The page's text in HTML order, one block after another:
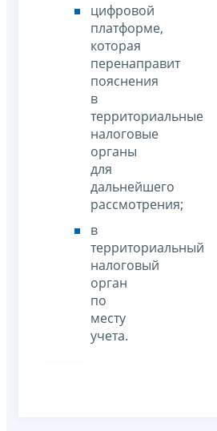
цифровой
платформе,
которая
перенаправит
пояснения
в
территориальные
налоговые
органы
для
дальнейшего
рассмотрения;
в
территориальный
налоговый
орган
по
месту
учета.